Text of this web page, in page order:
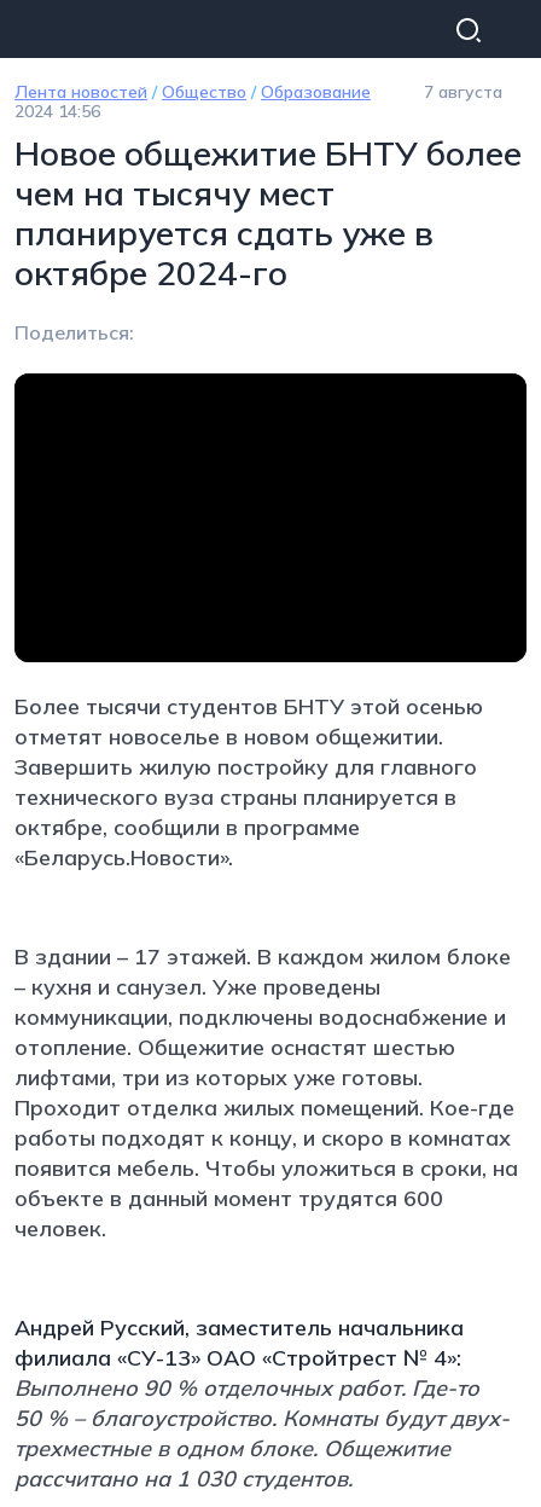
Лента новостей /Общество /Образование
7 августа
2024 14:56
Новое общежитие БНТУ более
чем на тысячу мест
планируется сдать уже в
октябре 2024-го
Поделиться:
Более тысячи студентов БНТУ этой осенью
отметят новоселье в новом общежитии.
Завершить жилую постройку для главного
технического вуза страны планируется в
октябре, сообщили в программе
«Беларусь.Новости».
В здании – 17 этажей. В каждом жилом блоке
– кухня и санузел. Уже проведены
коммуникации, подключены водоснабжение и
отопление. Общежитие оснастят шестью
лифтами, три из которых уже готовы.
Проходит отделка жилых помещений. Кое-где
работы подходят к концу, и скоро в комнатах
появится мебель. Чтобы уложиться в сроки, на
объекте в данный момент трудятся 600
человек.
Андрей Русский, заместитель начальника
филиала «СУ-13» ОАО «Стройтрест № 4»:
Выполнено 90 % отделочных работ. Где-то
50 % – благоустройство. Комнаты будут двух-
трехместные в одном блоке. Общежитие
рассчитано на 1 030 студентов.